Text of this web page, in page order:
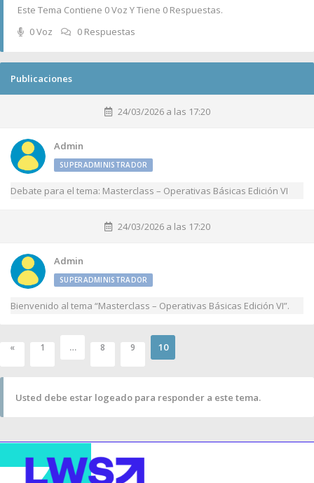
Este Tema Contiene 0 Voz Y Tiene 0 Respuestas.
0 Voz
0 Respuestas
Publicaciones
24/03/2026 a las 17:20
Admin
SUPERADMINISTRADOR
Debate para el tema: Masterclass – Operativas Básicas Edición VI
24/03/2026 a las 17:20
Admin
SUPERADMINISTRADOR
Bienvenido al tema “Masterclass – Operativas Básicas Edición VI”.
« 1 … 8 9 10
Usted debe estar logeado para responder a este tema.